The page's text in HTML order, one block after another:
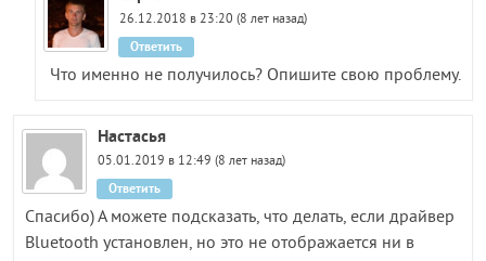
26.12.2018 в 23:20 (8 лет назад)
Что именно не получилось? Опишите свою проблему.
Ответить
Настасья
05.01.2019 в 12:49 (8 лет назад)
Спасибо) А можете подсказать, что делать, если драйвер
Bluetooth установлен, но это не отображается ни в
Ответить